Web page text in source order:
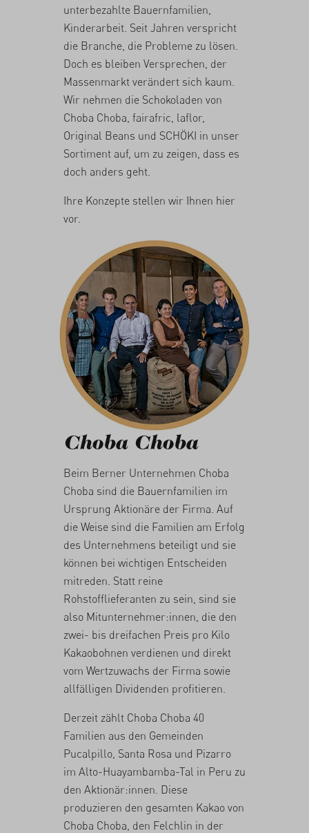
unterbezahlte Bauernfamilien,
Kinderarbeit. Seit Jahren verspricht
die Branche, die Probleme zu lösen.
Doch es bleiben Versprechen, der
Massenmarkt verändert sich kaum.
Wir nehmen die Schokoladen von
Choba Choba, fairafric, laflor,
Original Beans und SCHÖKI in unser
Sortiment auf, um zu zeigen, dass es
doch anders geht.
Ihre Konzepte stellen wir Ihnen hier
vor.
Choba Choba
Beim Berner Unternehmen Choba
Choba sind die Bauernfamilien im
Ursprung Aktionäre der Firma. Auf
die Weise sind die Familien am Erfolg
des Unternehmens beteiligt und sie
können bei wichtigen Entscheiden
mitreden. Statt reine
Rohstofflieferanten zu sein, sind sie
also Mitunternehmer:innen, die den
zwei- bis dreifachen Preis pro Kilo
Kakaobohnen verdienen und direkt
vom Wertzuwachs der Firma sowie
allfälligen Dividenden profitieren.
Derzeit zählt Choba Choba 40
Familien aus den Gemeinden
Pucalpillo, Santa Rosa und Pizarro
im Alto-Huayambamba-Tal in Peru zu
den Aktionär:innen. Diese
produzieren den gesamten Kakao von
Choba Choba, den Felchlin in der